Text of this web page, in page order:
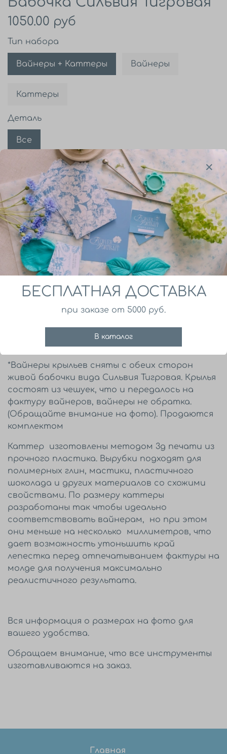
1050.00 руб
В корзину
Тип набора
Вайнеры + Каттеры Вайнеры
Каттеры
Деталь
Все
Набор Бабочка Сильвия Тигровая.
Силиконовые вайнеры и пластиковые
каттеры для лепки крыльев бабочкииз
полимерной глины и других пластичных масс.
Описание
Все вайнеры имеют живую, двухстороннюю
фактуру.
*Вайнеры крыльев сняты с обеих сторон
живой бабочки вида Сильвия Тигровая. Крылья
состоят из чешуек, что и передалось на
фактуру вайнеров, вайнеры не обратка.
(Обращайте внимание на фото). Продаются
комплектом
Каттер изготовлены методом 3д печати из
прочного пластика. Вырубки подходят для
полимерных глин, мастики, пластичного
шоколада и других материалов со схожими
свойствами. По размеру каттеры
разработаны так чтобы идеально
соответствовать вайнерам, но при этом
они меньше на несколько миллиметров, что
дает возможность утоньшить край
лепестка перед отпечатыванием фактуры на
молде для получения максимально
реалистичного результата.
Вся информация о размерах на фото для
вашего удобства.
Обращаем внимание, что все инструменты
изготавливаются на заказ.
Главная
БЕСПЛАТНАЯ ДОСТАВКА
при заказе от 5000 руб.
В каталог